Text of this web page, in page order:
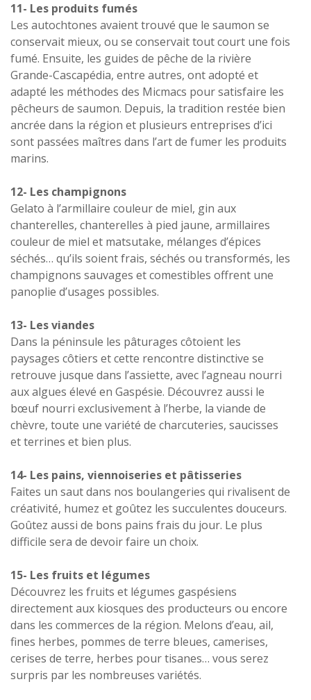
11- Les produits fumés
Les autochtones avaient trouvé que le saumon se
conservait mieux, ou se conservait tout court une fois
fumé. Ensuite, les guides de pêche de la rivière
Grande-Cascapédia, entre autres, ont adopté et
adapté les méthodes des Micmacs pour satisfaire les
pêcheurs de saumon. Depuis, la tradition restée bien
ancrée dans la région et plusieurs entreprises d’ici
sont passées maîtres dans l’art de fumer les produits
marins.
12- Les champignons
Gelato à l’armillaire couleur de miel, gin aux
chanterelles, chanterelles à pied jaune, armillaires
couleur de miel et matsutake, mélanges d’épices
séchés… qu’ils soient frais, séchés ou transformés, les
champignons sauvages et comestibles offrent une
panoplie d’usages possibles.
13- Les viandes
Dans la péninsule les pâturages côtoient les
paysages côtiers et cette rencontre distinctive se
retrouve jusque dans l’assiette, avec l’agneau nourri
aux algues élevé en Gaspésie. Découvrez aussi le
bœuf nourri exclusivement à l’herbe, la viande de
chèvre, toute une variété de charcuteries, saucisses
et terrines et bien plus.
14- Les pains, viennoiseries et pâtisseries
Faites un saut dans nos boulangeries qui rivalisent de
créativité, humez et goûtez les succulentes douceurs.
Goûtez aussi de bons pains frais du jour. Le plus
difficile sera de devoir faire un choix.
15- Les fruits et légumes
Découvrez les fruits et légumes gaspésiens
directement aux kiosques des producteurs ou encore
dans les commerces de la région. Melons d’eau, ail,
fines herbes, pommes de terre bleues, camerises,
cerises de terre, herbes pour tisanes… vous serez
surpris par les nombreuses variétés.